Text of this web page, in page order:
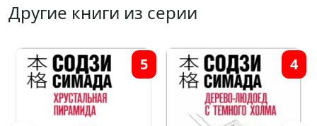
Другие книги из серии
5 4